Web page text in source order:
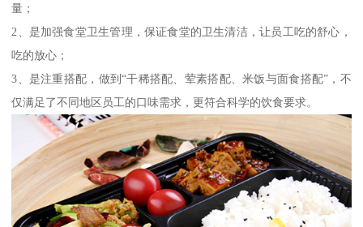
量；
2、是加强食堂卫生管理，保证食堂的卫生清洁，让员工吃的舒心，
吃的放心；
3、是注重搭配，做到“干稀搭配、荤素搭配、米饭与面食搭配”，不
仅满足了不同地区员工的口味需求，更符合科学的饮食要求。